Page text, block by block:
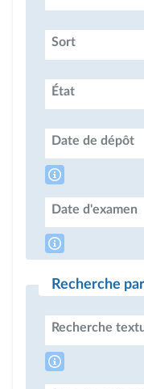
Sort
État
Date de dépôt
Date d'examen
Recherche
Recherche